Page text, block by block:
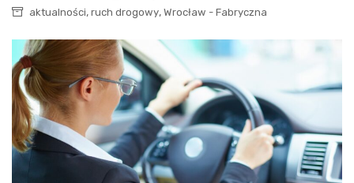
aktualności, ruch drogowy, Wrocław - Fabryczna